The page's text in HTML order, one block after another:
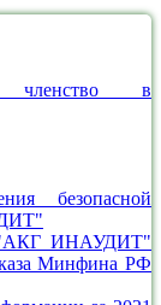
членство в
безопасной
"АКГ ИНАУДИТ"
Минфина РФ